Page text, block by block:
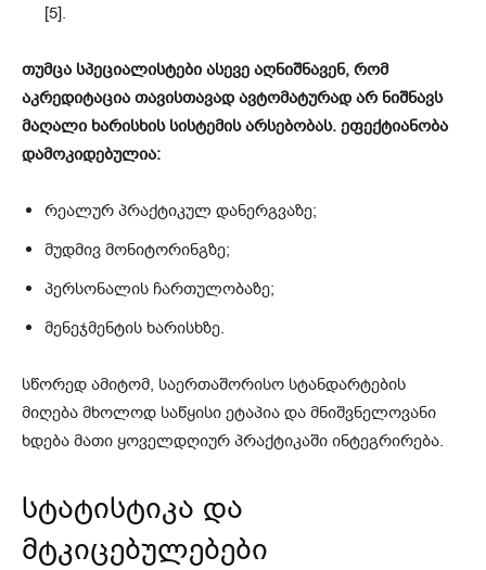
[5].
თუმცა სპეციალისტები ასევე აღნიშნავენ, რომ
აკრედიტაცია თავისთავად ავტომატურად არ ნიშნავს
მაღალი ხარისხის სისტემის არსებობას. ეფექტიანობა
დამოკიდებულია:
რეალურ პრაქტიკულ დანერგვაზე;
მუდმივ მონიტორინგზე;
პერსონალის ჩართულობაზე;
მენეჯმენტის ხარისხზე.
სწორედ ამიტომ, საერთაშორისო სტანდარტების
მიღება მხოლოდ საწყისი ეტაპია და მნიშვნელოვანი
ხდება მათი ყოველდღიურ პრაქტიკაში ინტეგრირება.
სტატისტიკა და
მტკიცებულებები